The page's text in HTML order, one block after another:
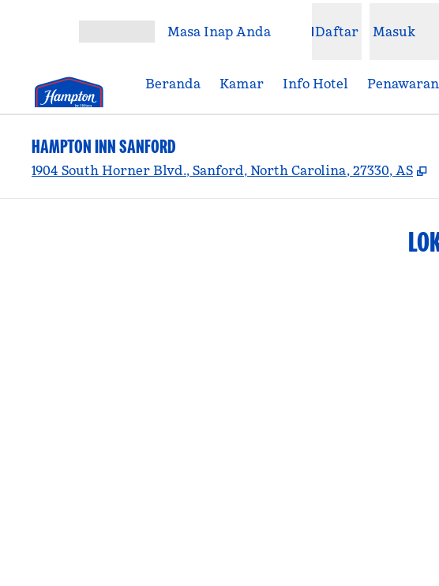
Masa Inap Anda Daftar Masuk
Beranda Kamar Info Hotel Penawaran
HAMPTON INN SANFORD
1904 South Horner Blvd., Sanford, North Carolina, 27330, AS ,